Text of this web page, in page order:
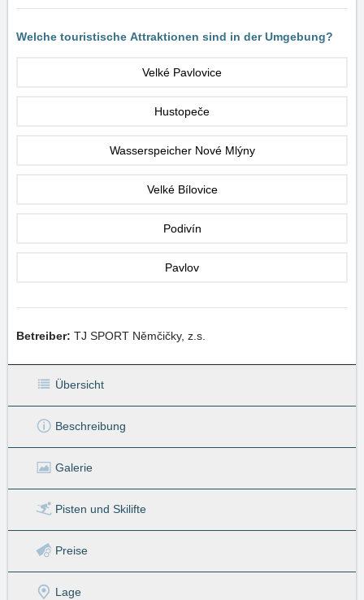
Welche touristische Attraktionen sind in der Umgebung?
Velké Pavlovice
Hustopeče
Wasserspeicher Nové Mlýny
Velké Bílovice
Podivín
Pavlov
Betreiber: TJ SPORT Němčičky, z.s.
Übersicht
Beschreibung
Galerie
Pisten und Skilifte
Preise
Lage